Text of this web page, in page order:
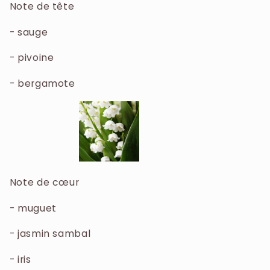
Note de tête
- sauge
- pivoine
- bergamote
Note de cœur
- muguet
- jasmin sambal
- iris